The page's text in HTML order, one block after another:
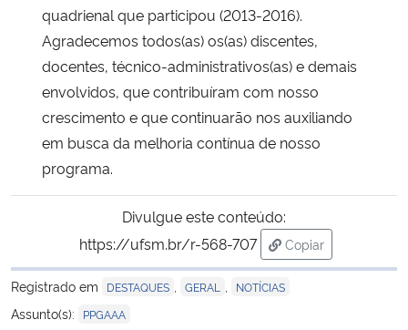
Banco Central do Brasil
quadrienal que participou (2013-2016).
Agradecemos todos(as) os(as) discentes,
docentes, técnico-administrativos(as) e demais
envolvidos, que contribuíram com nosso
crescimento e que continuarão nos auxiliando
em busca da melhoria contínua de nosso
programa.
Divulgue este conteúdo:
https://ufsm.br/r-568-707
Copiar
para área de
Registrado em
DESTAQUES GERAL NOTÍCIAS
Assunto(s): PPGAAA